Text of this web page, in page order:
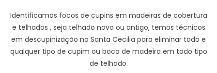
Identificamos focos de cupins em madeiras de cobertura
e telhados , seja telhado novo ou antigo, temos técnicos
em descupinização na Santa Cecilia para eliminar todo e
qualquer tipo de cupim ou boca de madeira em todo tipo
de telhado.